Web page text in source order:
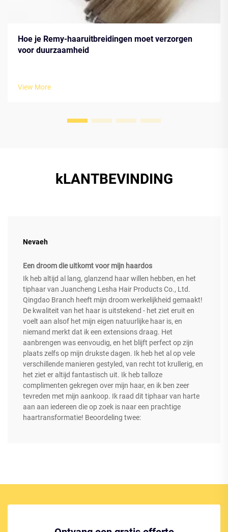
Hoe je Remy-haaruitbreidingen moet verzorgen
voor duurzaamheid
View More
kLANTBEVINDING
Nevaeh
Een droom die uitkomt voor mijn haardos
Ik heb altijd al lang, glanzend haar willen hebben, en het
tiphaar van Juancheng Lesha Hair Products Co., Ltd.
Qingdao Branch heeft mijn droom werkelijkheid gemaakt!
De kwaliteit van het haar is uitstekend - het ziet eruit en
voelt aan alsof het mijn eigen natuurlijke haar is, en
niemand merkt dat ik een extensions draag. Het
aanbrengen was eenvoudig, en het blijft perfect op zijn
plaats zelfs op mijn drukste dagen. Ik heb het al op vele
verschillende manieren gestyled, van recht tot krullerig, en
het ziet er altijd fantastisch uit. Ik heb talloze
complimenten gekregen over mijn haar, en ik ben zeer
tevreden met mijn aankoop. Ik raad dit tiphaar van harte
aan aan iedereen die op zoek is naar een prachtige
haartransformatie!​ Beoordeling twee: